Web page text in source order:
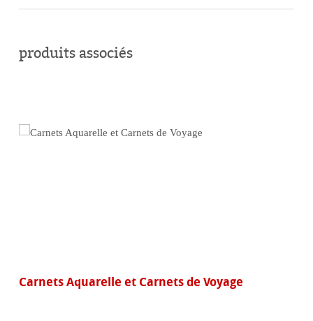
ligne
produits associés
Carnets Aquarelle et Carnets de Voyage